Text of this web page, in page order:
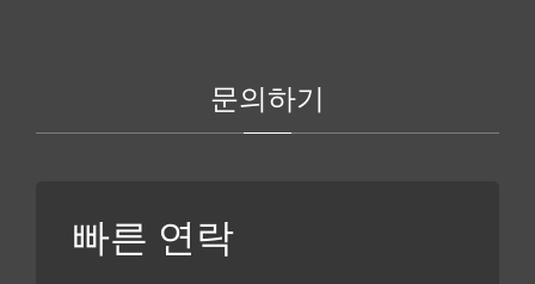
문의하기
빠른 연락